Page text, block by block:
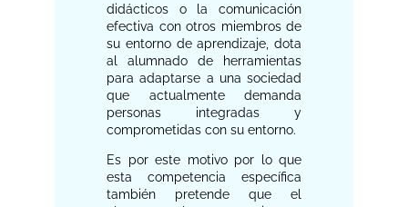
didácticos o la comunicación
efectiva con otros miembros de
su entorno de aprendizaje, dota
al alumnado de herramientas
para adaptarse a una sociedad
que actualmente demanda
personas integradas y
comprometidas con su entorno.
Es por este motivo por lo que
esta competencia específica
también pretende que el